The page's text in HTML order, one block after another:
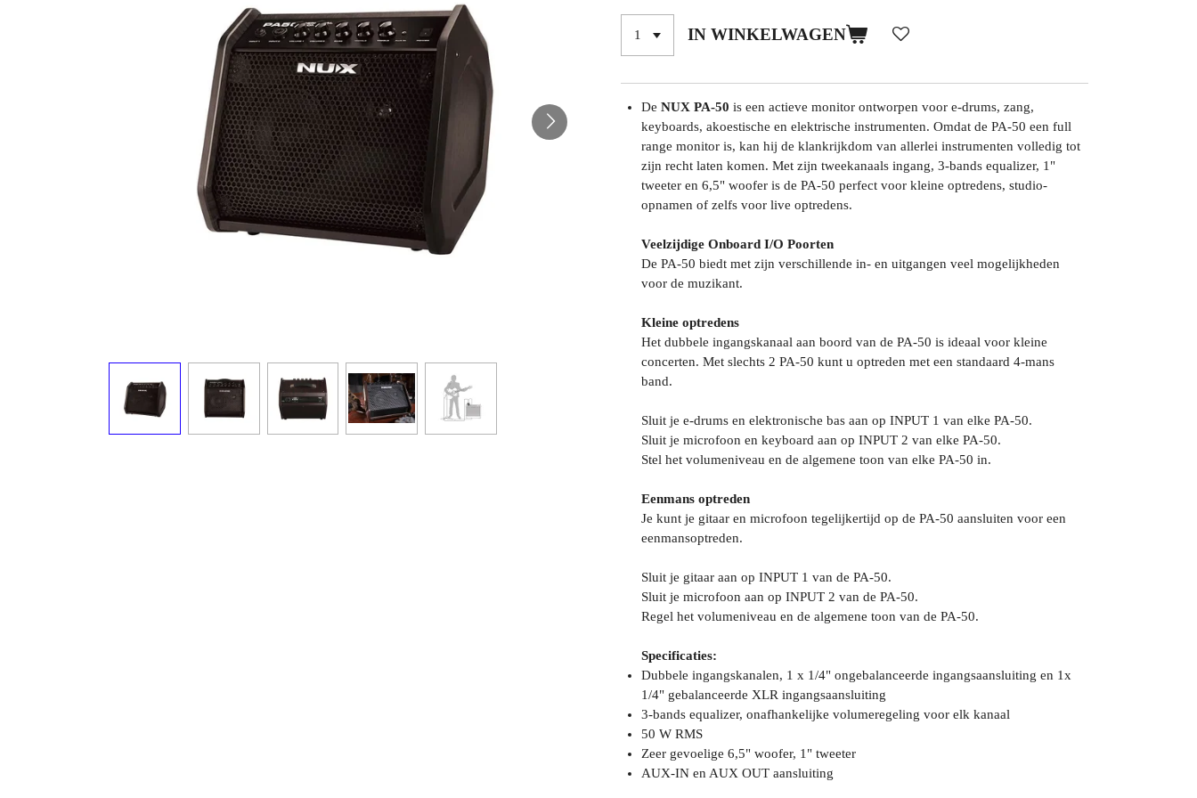
IN WINKELWAGEN
De NUX PA-50 is een actieve monitor ontworpen voor e-drums, zang,
keyboards, akoestische en elektrische instrumenten. Omdat de PA-50 een full
range monitor is, kan hij de klankrijkdom van allerlei instrumenten volledig tot
zijn recht laten komen. Met zijn tweekanaals ingang, 3-bands equalizer, 1"
tweeter en 6,5" woofer is de PA-50 perfect voor kleine optredens, studio-
opnamen of zelfs voor live optredens.
Veelzijdige Onboard I/O Poorten
De PA-50 biedt met zijn verschillende in- en uitgangen veel mogelijkheden
voor de muzikant.
Kleine optredens
Het dubbele ingangskanaal aan boord van de PA-50 is ideaal voor kleine
concerten. Met slechts 2 PA-50 kunt u optreden met een standaard 4-mans
band.
Sluit je e-drums en elektronische bas aan op INPUT 1 van elke PA-50.
Sluit je microfoon en keyboard aan op INPUT 2 van elke PA-50.
Stel het volumeniveau en de algemene toon van elke PA-50 in.
Eenmans optreden
Je kunt je gitaar en microfoon tegelijkertijd op de PA-50 aansluiten voor een
eenmansoptreden.
Sluit je gitaar aan op INPUT 1 van de PA-50.
Sluit je microfoon aan op INPUT 2 van de PA-50.
Regel het volumeniveau en de algemene toon van de PA-50.
Specificaties:
Dubbele ingangskanalen, 1 x 1/4" ongebalanceerde ingangsaansluiting en 1x
1/4" gebalanceerde XLR ingangsaansluiting
3-bands equalizer, onafhankelijke volumeregeling voor elk kanaal
50 W RMS
Zeer gevoelige 6,5" woofer, 1" tweeter
AUX-IN en AUX OUT aansluiting